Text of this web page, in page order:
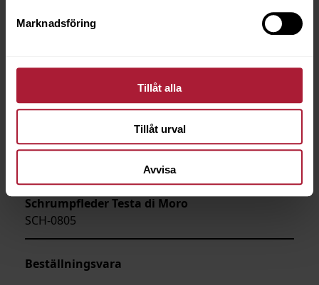
Marknadsföring
Tillåt alla
Tillåt urval
Avvisa
Schrumpfleder Testa di Moro
SCH-0805
Beställningsvara